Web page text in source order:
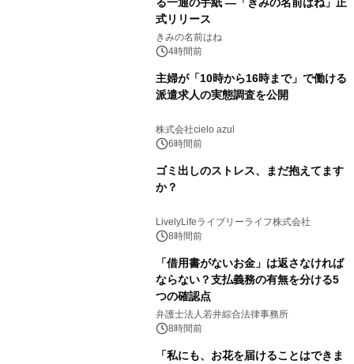
式リリース
きみの名前はね
4時間前
主婦が「10時から16時まで」で働ける
派遣求人の実態調査を公開
株式会社cielo azul
6時間前
ゴミ出しのストレス、まだ抱えてます
か？
LivelyLifeライブリーライフ株式会社
8時間前
「借用書がないお金」は返さなければ
ならない？支払義務の有無を分ける5
つの確認点
弁護士法人若井綜合法律事務所
8時間前
「私にも、お花を届けることはできま